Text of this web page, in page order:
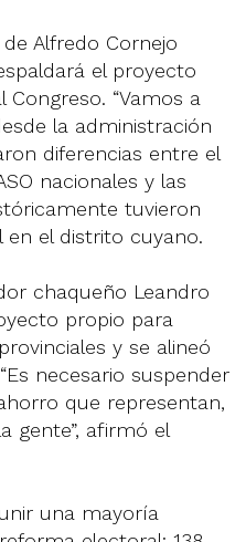
Alfredo Cornejo
el proyecto
Congreso. “Vamos a
la administración
diferencias entre el
nacionales y las
tuvieron
el distrito cuyano.
chaqueño Leandro
propio para
y se alineó
necesario suspender
que representan,
gente”, afirmó el
una mayoría